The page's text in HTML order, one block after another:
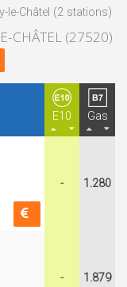
le-Châtel (2 stations)
CHÂTEL (27520)
E10 Gas
- 1.280
- 1.879